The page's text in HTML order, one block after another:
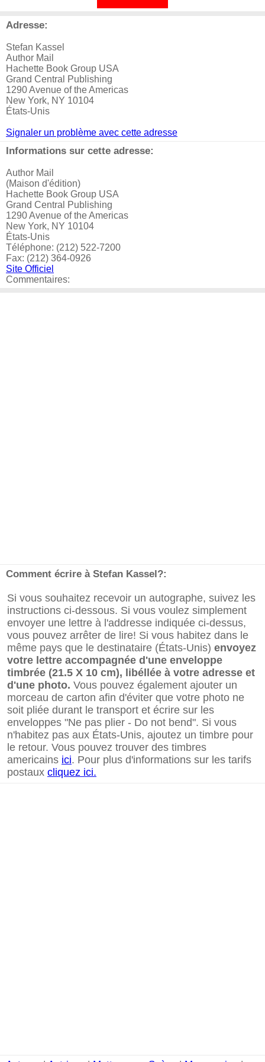
Adresse:
Stefan Kassel
Author Mail
Hachette Book Group USA
Grand Central Publishing
1290 Avenue of the Americas
New York, NY 10104
États-Unis
Signaler un problème avec cette adresse
Informations sur cette adresse:
Author Mail
(Maison d'édition)
Hachette Book Group USA
Grand Central Publishing
1290 Avenue of the Americas
New York, NY 10104
États-Unis
Téléphone: (212) 522-7200
Fax: (212) 364-0926
Site Officiel
Commentaires:
Comment écrire à Stefan Kassel?:
Si vous souhaitez recevoir un autographe, suivez les
instructions ci-dessous. Si vous voulez simplement
envoyer une lettre à l'addresse indiquée ci-dessus,
vous pouvez arrêter de lire! Si vous habitez dans le
même pays que le destinataire (États-Unis) envoyez
votre lettre accompagnée d'une enveloppe
timbrée (21.5 X 10 cm), libéllée à votre adresse et
d'une photo. Vous pouvez également ajouter un
morceau de carton afin d'éviter que votre photo ne
soit pliée durant le transport et écrire sur les
enveloppes "Ne pas plier - Do not bend". Si vous
n'habitez pas aux États-Unis, ajoutez un timbre pour
le retour. Vous pouvez trouver des timbres
americains ici. Pour plus d'informations sur les tarifs
postaux cliquez ici.